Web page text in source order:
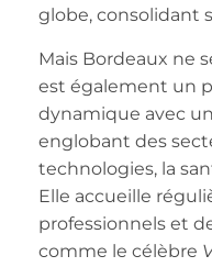
globe, consolidant
Mais Bordeaux ne
est également un
dynamique avec
englobant des
technologies, la
Elle accueille
professionnels et
comme le célèbre